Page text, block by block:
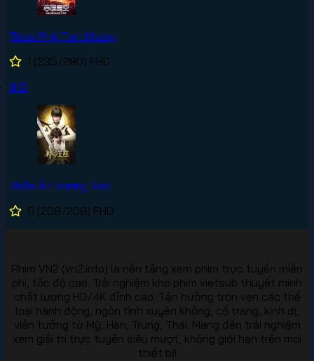
Thôn Phệ Tinh Không
1 (235/280) FHD
#10
Thần Ấn Vương Tọa
0 (208/208) FHD
Phim VN2 (vn2.info) là nền tảng xem phim trực tuyến miễn
phí, tốc độ cao. Trải nghiệm kho phim vietsub thuyết minh
chất lượng HD/4K đỉnh cao. Tận hưởng trọn vẹn các thể
loại hành động, ngôn tình xuyên không, cổ trang, kinh dị,
viễn tưởng từ Mỹ, Hàn, Trung, Thái. Mang đến trải nghiệm
xem giải trí trực tuyến siêu mượt, không giới hạn trên mọi
thiết bị!